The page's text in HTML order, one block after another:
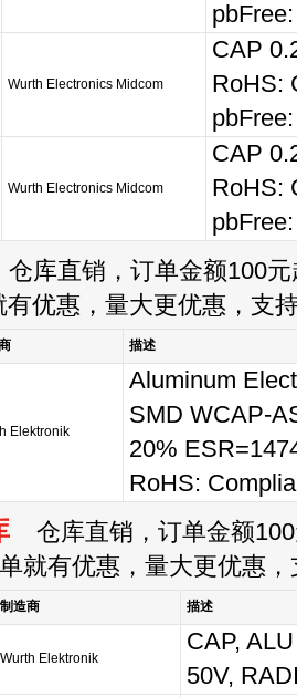
Wurth Electronics Midcom
CAP
RoHS:
Wurth Electronics Midcom
CAP
RoHS:
库直销，订单金额100元
优惠，量大更优惠，支
描述
Elektronik
Aluminum
SMD WCAP-
20%
RoHS:
仓库直销，订单金额
就有优惠，量大更优惠
制造商 描述
Wurth Elektronik
CAP,
50V,